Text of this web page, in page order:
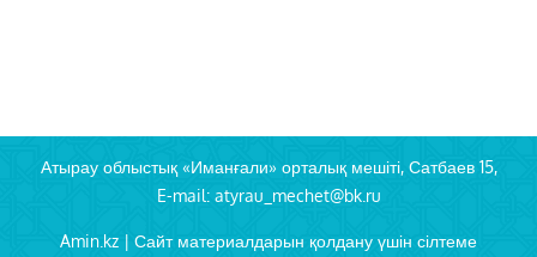
Атырау облыстық «Иманғали» орталық мешіті, Сатбаев 15,
E-mail: atyrau_mechet@bk.ru
Amin.kz | Сайт материалдарын қолдану үшін сілтеме